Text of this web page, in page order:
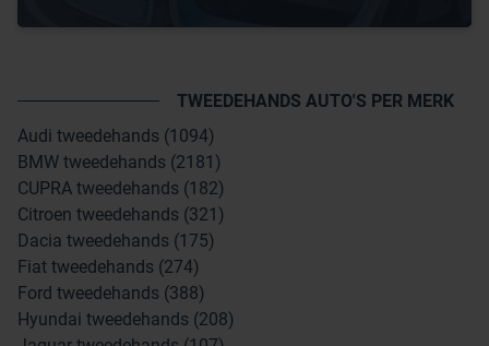
TWEEDEHANDS AUTO'S PER MERK
Audi tweedehands (1094)
BMW tweedehands (2181)
CUPRA tweedehands (182)
Citroen tweedehands (321)
Dacia tweedehands (175)
Fiat tweedehands (274)
Ford tweedehands (388)
Hyundai tweedehands (208)